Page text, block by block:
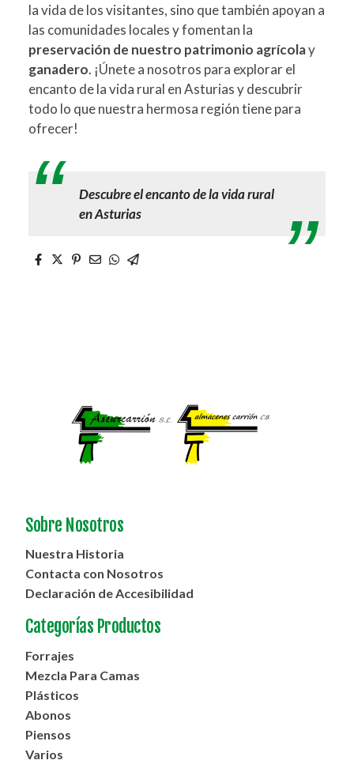
la vida de los visitantes, sino que también apoyan a
las comunidades locales y fomentan la
preservación de nuestro patrimonio agrícolay
ganadero. ¡Únete a nosotros para explorar el
encanto de la vida rural en Asturias y descubrir
todo lo que nuestra hermosa región tiene para
ofrecer!
Descubre el encanto de la vida rural
en Asturias
Sobre Nosotros
Nuestra Historia
Contacta con Nosotros
Declaración de Accesibilidad
Categorías Productos
Forrajes
Mezcla Para Camas
Plásticos
Abonos
Piensos
Varios